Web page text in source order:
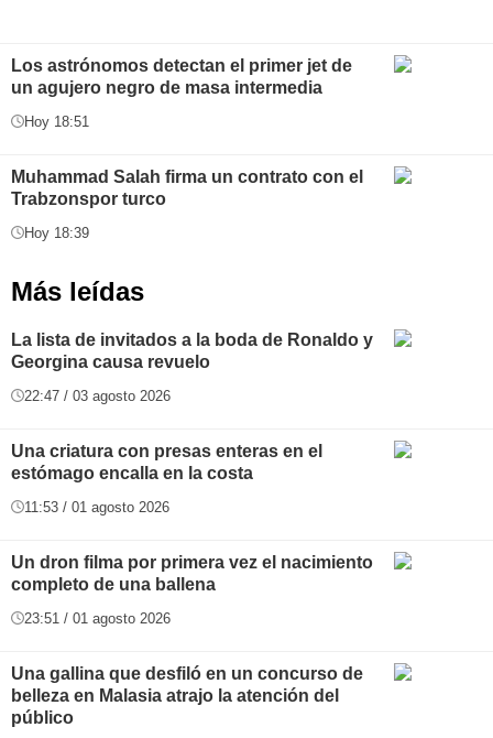
Los astrónomos detectan el primer jet de
un agujero negro de masa intermedia
Hoy 18:51
Muhammad Salah firma un contrato con el
Trabzonspor turco
Hoy 18:39
Más leídas
La lista de invitados a la boda de Ronaldo y
Georgina causa revuelo
22:47 / 03 agosto 2026
Una criatura con presas enteras en el
estómago encalla en la costa
11:53 / 01 agosto 2026
Un dron filma por primera vez el nacimiento
completo de una ballena
23:51 / 01 agosto 2026
Una gallina que desfiló en un concurso de
belleza en Malasia atrajo la atención del
público